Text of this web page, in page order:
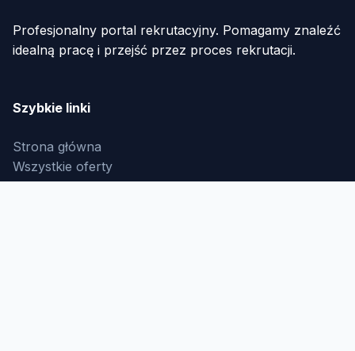
Profesjonalny portal rekrutacyjny. Pomagamy znaleźć
idealną pracę i przejść przez proces rekrutacji.
Szybkie linki
Strona główna
Wszystkie oferty
O nas